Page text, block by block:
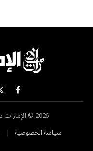
2026 © الإمارات تايمز. جميع حقوق النشر محفوظة.
سياسة الخصوصية